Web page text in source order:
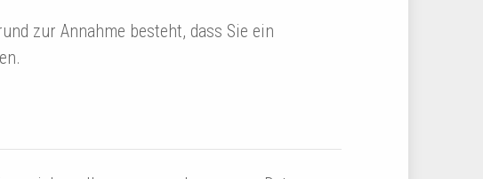
zur Annahme besteht, dass Sie ein